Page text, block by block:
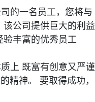
的一名员工，您将与
该公司提供巨大的利
验丰富的优秀员工
上 既富有创意又严谨
的精神。 要取得成功